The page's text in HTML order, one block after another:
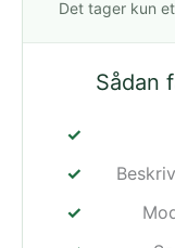
Det tager kun
Sådan